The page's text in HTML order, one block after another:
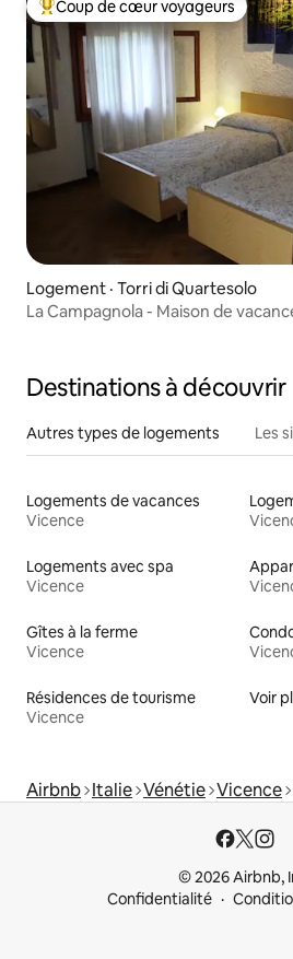
Coup de cœur voyageurs parmi les
Coup de cœur voyageurs
Logement · Torri di Quartesolo
La Campagnola - Maison de
Destinations à découvrir
Autres types de logements Les
Logements de vacances
Vicence
Logements avec spa
Vicence
Gîtes à la ferme
Vicence
Résidences de tourisme
Vicence
Voir
Airbnb Italie Vénétie Vicence
© 2026 Airbnb,
Confidentialité